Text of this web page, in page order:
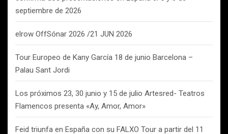
septiembre de 2026
elrow OffSónar 2026 /21 JUN 2026
Tour Europeo de Kany García 18 de junio Barcelona –
Palau Sant Jordi
Los próximos 23, 30 junio y 15 de julio Artesred- Teatros
Flamencos presenta «Ay, Amor, Amor»
Feid triunfa en España con su FALXO Tour a partir del 11